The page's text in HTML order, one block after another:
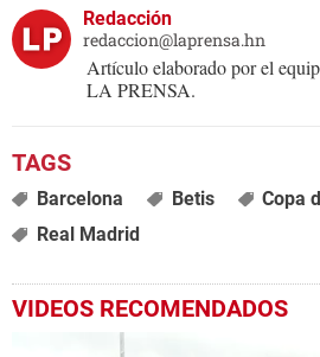
Redacción
redaccion@laprensa.hn
Artículo elaborado por el
LA PRENSA.
Barcelona Betis Copa
Real Madrid
VIDEOS RECOMENDADOS